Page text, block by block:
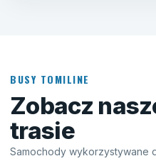
BUSY TOMILINE
Zobacz
trasie
Samochody wykorzystywane